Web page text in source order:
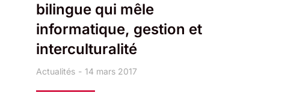
bilingue qui mêle
informatique, gestion et
interculturalité
Actualités 14 mars 2017